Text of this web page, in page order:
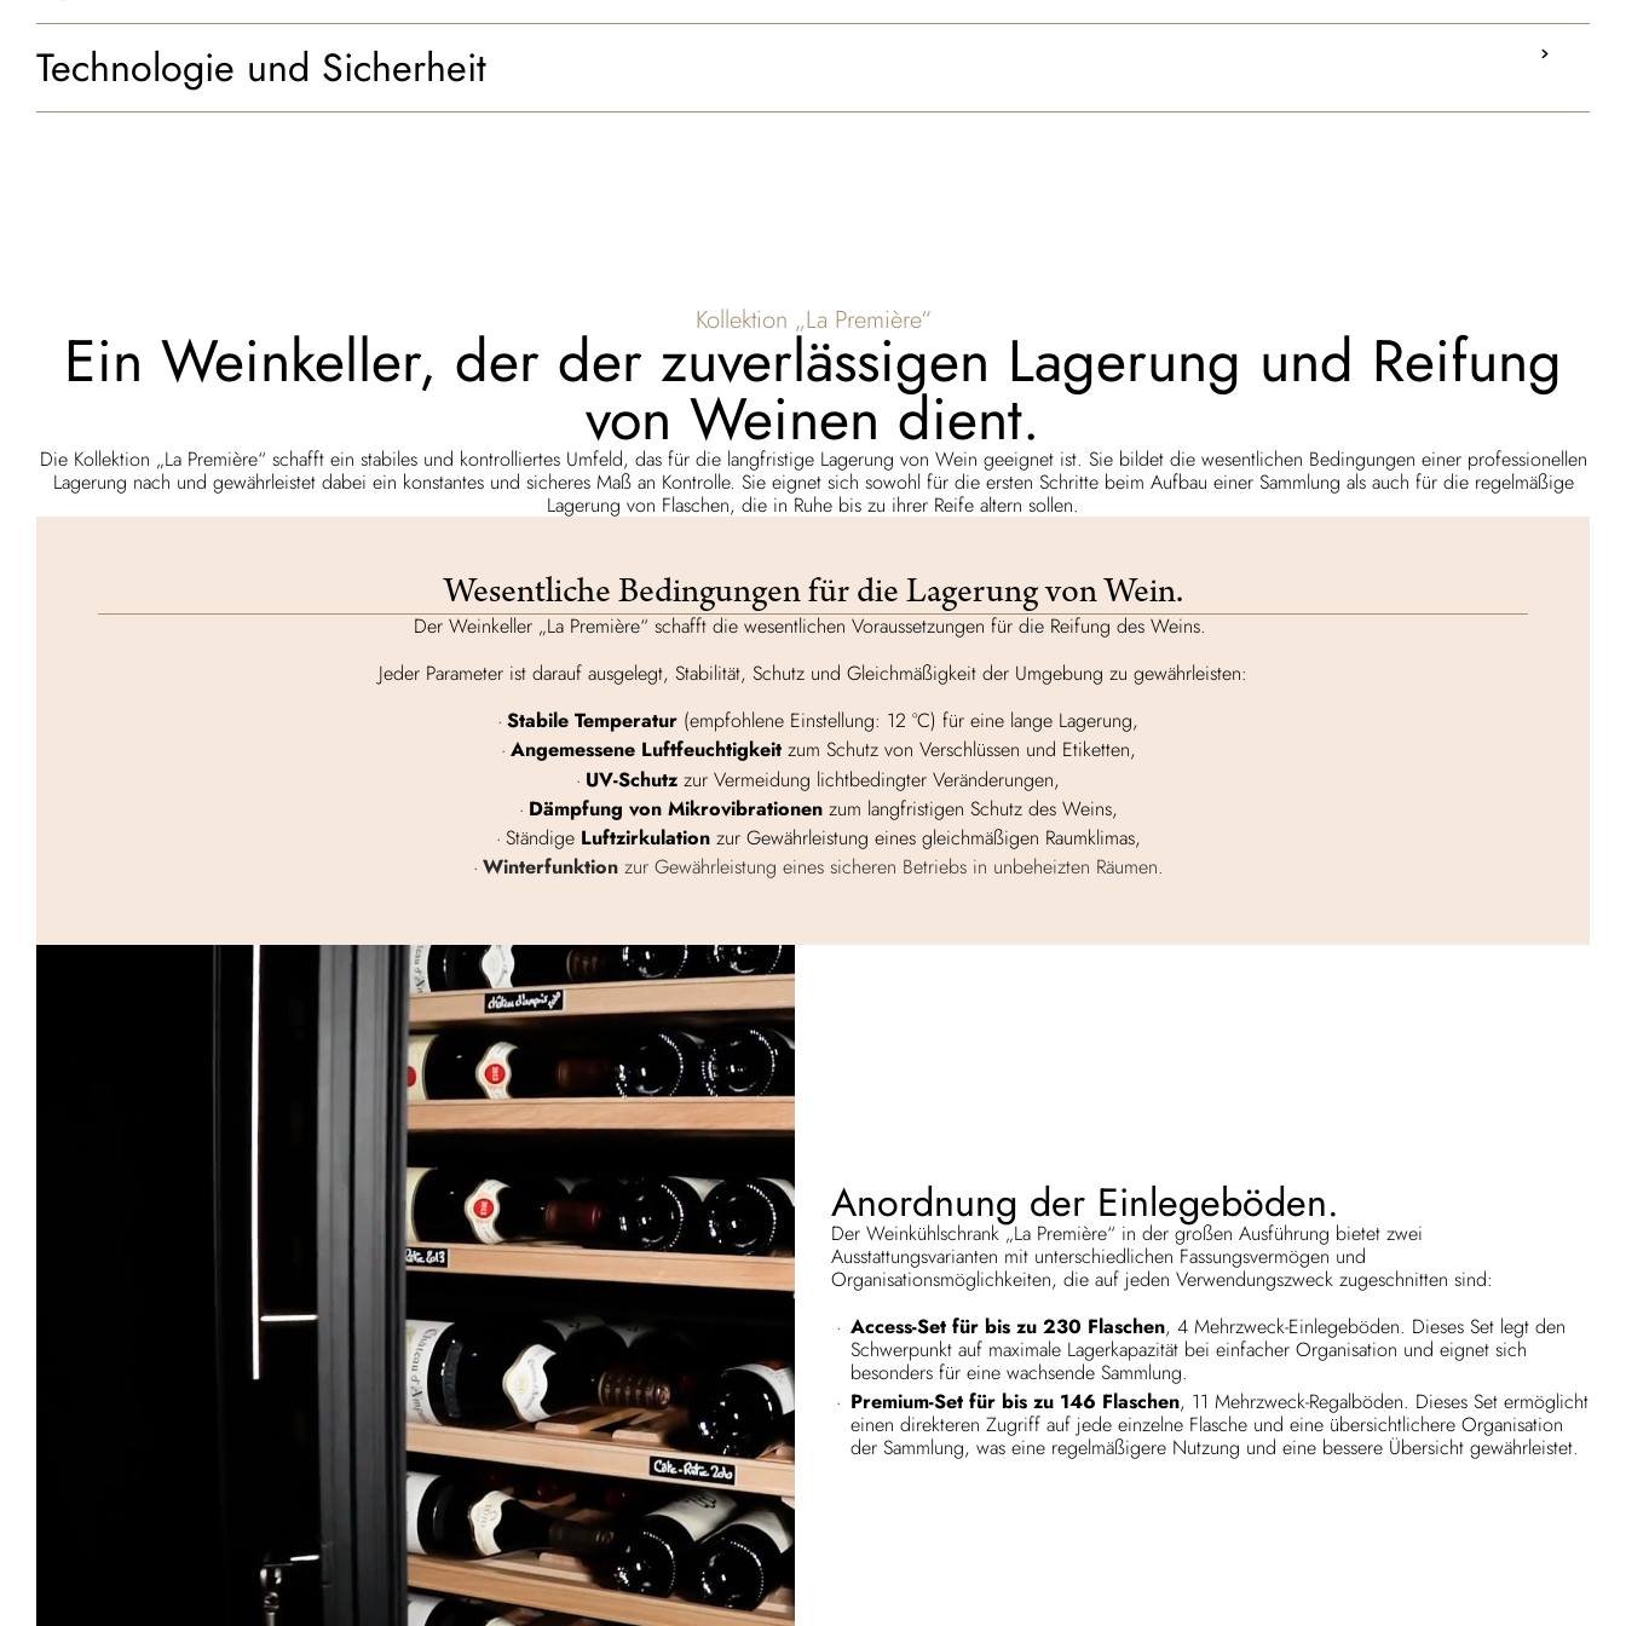
Technologie und Sicherheit
Kollektion „La Première“
Ein Weinkeller, der der zuverlässigen Lagerung und Reifung
von Weinen dient.
Die Kollektion „La Première“ schafft ein stabiles und kontrolliertes Umfeld, das für die langfristige Lagerung von Wein geeignet ist. Sie bildet die wesentlichen Bedingungen einer professionellen
Lagerung nach und gewährleistet dabei ein konstantes und sicheres Maß an Kontrolle. Sie eignet sich sowohl für die ersten Schritte beim Aufbau einer Sammlung als auch für die regelmäßige
Lagerung von Flaschen, die in Ruhe bis zu ihrer Reife altern sollen.
Wesentliche Bedingungen für die Lagerung von Wein.
Der Weinkeller „La Première“ schafft die wesentlichen Voraussetzungen für die Reifung des Weins.
Jeder Parameter ist darauf ausgelegt, Stabilität, Schutz und Gleichmäßigkeit der Umgebung zu gewährleisten:
Stabile Temperatur (empfohlene Einstellung: 12 °C) für eine lange Lagerung,
Angemessene Luftfeuchtigkeitzum Schutz von Verschlüssen und Etiketten,
UV-Schutz zur Vermeidung lichtbedingter Veränderungen,
Dämpfung von Mikrovibrationenzum langfristigen Schutz des Weins,
Ständige Luftzirkulationzur Gewährleistung eines gleichmäßigen Raumklimas,
Winterfunktionzur Gewährleistung eines sicheren Betriebs in unbeheizten Räumen.
Anordnung der Einlegeböden.
Der Weinkühlschrank „La Première“ in der großen Ausführung bietet zwei
Ausstattungsvarianten mit unterschiedlichen Fassungsvermögen und
Organisationsmöglichkeiten, die auf jeden Verwendungszweck zugeschnitten sind:
Access-Set für bis zu 230 Flaschen, 4 Mehrzweck-Einlegeböden. Dieses Set legt den
Schwerpunkt auf maximale Lagerkapazität bei einfacher Organisation und eignet sich
besonders für eine wachsende Sammlung.
Premium-Set für bis zu 146 Flaschen, 11 Mehrzweck-Regalböden. Dieses Set ermöglicht
einen direkteren Zugriff auf jede einzelne Flasche und eine übersichtlichere Organisation
der Sammlung, was eine regelmäßigere Nutzung und eine bessere Übersicht gewährleistet.